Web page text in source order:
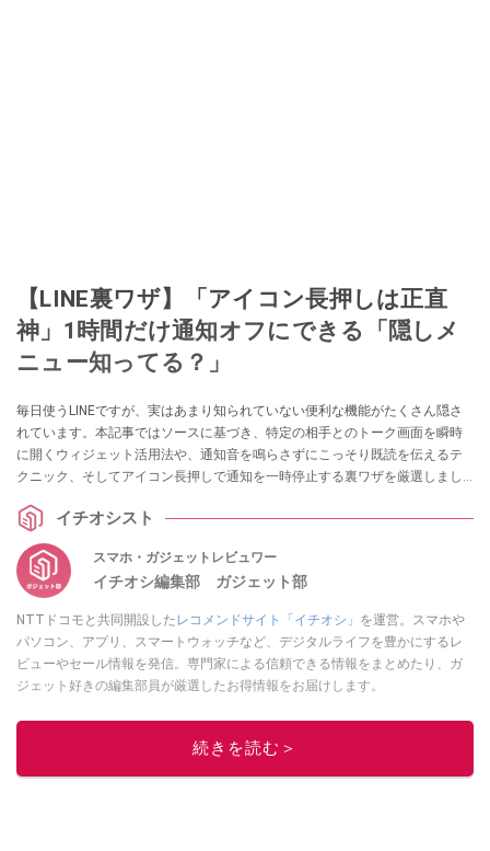
【LINE裏ワザ】「アイコン長押しは正直
神」1時間だけ通知オフにできる「隠しメ
ニュー知ってる？」
毎日使うLINEですが、実はあまり知られていない便利な機能がたくさん隠さ
れています。本記事ではソースに基づき、特定の相手とのトーク画面を瞬時
に開くウィジェット活用法や、通知音を鳴らさずにこっそり既読を伝えるテ
クニック、そしてアイコン長押しで通知を一時停止する裏ワザを厳選しまし
てください。イチオシスト
スマホ・ガジェットレビュワー
イチオシ編集部 ガジェット部
NTTドコモと共同開設した レコメンドサイト「イチオシ」 を運営。スマホや
パソコン、アプリ、スマートウォッチなど、デジタルライフを豊かにするレ
ビューやセール情報を発信。専門家による信頼できる情報をまとめたり、ガ
ジェット好きの編集部員が厳選したお得情報をお届けします。
このイチオシストの他の記事を読む
続きを読む＞